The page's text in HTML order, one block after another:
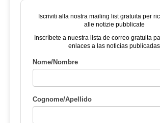
Iscriviti alla nostra mailing list gratuita per
alle notizie pubblicate
Inscríbete a nuestra lista de correo gratuita
enlaces a las noticias publicadas
Nome/Nombre
Cognome/Apellido